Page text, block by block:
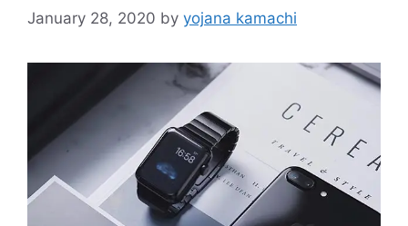
January 28, 2020 by yojana kamachi